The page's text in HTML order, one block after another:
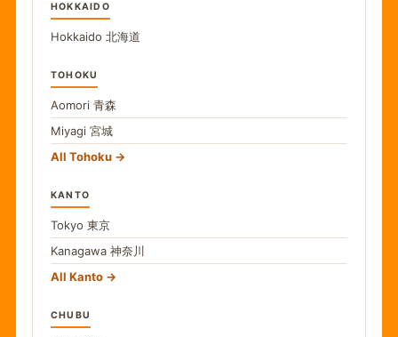
HOKKAIDO
Hokkaido 北海道
TOHOKU
Aomori 青森
Miyagi 宮城
All Tohoku
KANTO
Tokyo 東京
Kanagawa 神奈川
All Kanto
CHUBU